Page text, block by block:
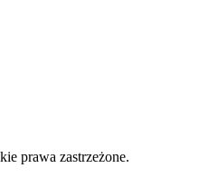
prawa zastrzeżone.